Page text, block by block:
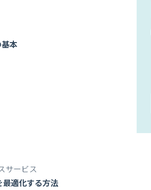
本
サービス
最適化する方法